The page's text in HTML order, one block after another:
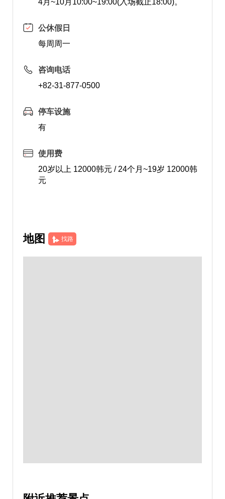
4月~10月10:00~19:00(入场截止18:00)。
公休假日
每周周一
咨询电话
+82-31-877-0500
停车设施
有
使用费
20岁以上 12000韩元 / 24个月~19岁 12000韩
元
地图 找路